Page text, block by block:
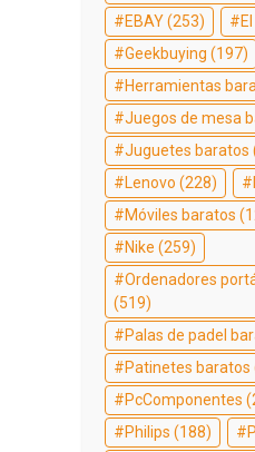
EBAY(253)
Geekbuying (197)
Herramientas
Juegos de mesa
Juguetes baratos
Lenovo (228)
Móviles baratos
Nike (259)
Ordenadores
(519)
Palas de padel
Patinetes baratos
PcComponentes
Philips (188)